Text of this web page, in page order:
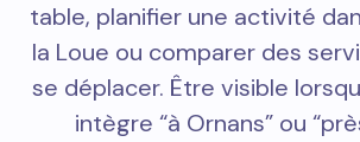
table, planifier une activité
la Loue ou comparer des
se déplacer. Être visible
intègre “à Ornans” ou